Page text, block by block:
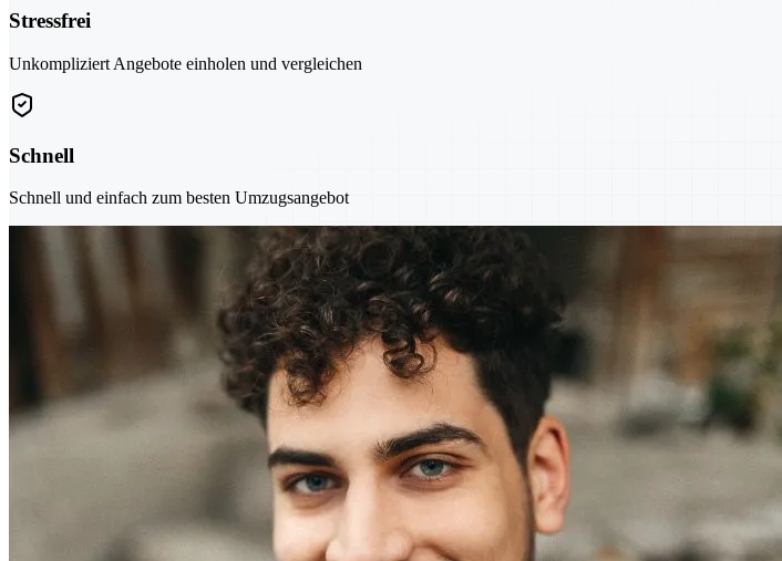
Stressfrei
Unkompliziert Angebote einholen und vergleichen
Schnell
Schnell und einfach zum besten Umzugsangebot